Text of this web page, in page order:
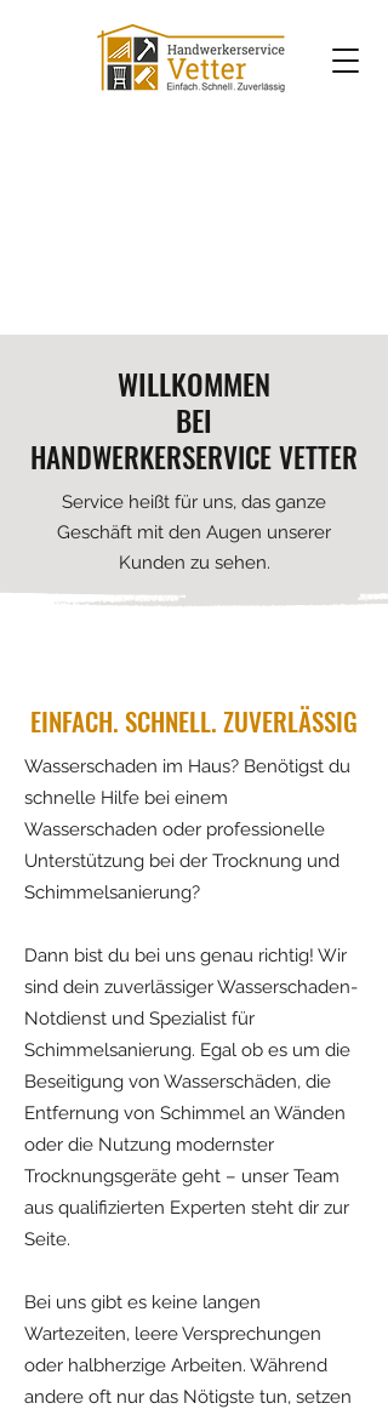
WILLKOMMEN
BEI
HANDWERKERSERVICEVETTER
Service heißt für uns, das ganze
Geschäft mit den Augen unserer
Kunden zu sehen.
EINFACH. SCHNELL. ZUVERLÄSSIG
Wasserschaden im Haus? Benötigst du
schnelle Hilfe bei einem
Wasserschaden oder professionelle
Unterstützung bei der Trocknung und
Schimmelsanierung?
Dann bist du bei uns genau richtig! Wir
sind dein zuverlässiger Wasserschaden-
Notdienst und Spezialist für
Schimmelsanierung. Egal ob es um die
Beseitigung von Wasserschäden, die
Entfernung von Schimmel an Wänden
oder die Nutzung modernster
Trocknungsgeräte geht – unser Team
aus qualifizierten Experten steht dir zur
Seite.
Bei uns gibt es keine langen
Wartezeiten, leere Versprechungen
oder halbherzige Arbeiten. Während
andere oft nur das Nötigste tun, setzen